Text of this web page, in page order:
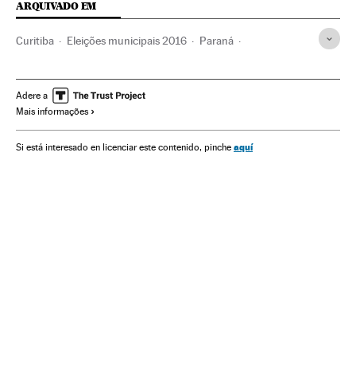
ARQUIVADO EM
Curitiba Eleições municipais 2016 Paraná
Pesquisas eleitorais Brasil
América Latina
Adere a
Mais informações
Si está interesado en licenciar este contenido, pinche aquí